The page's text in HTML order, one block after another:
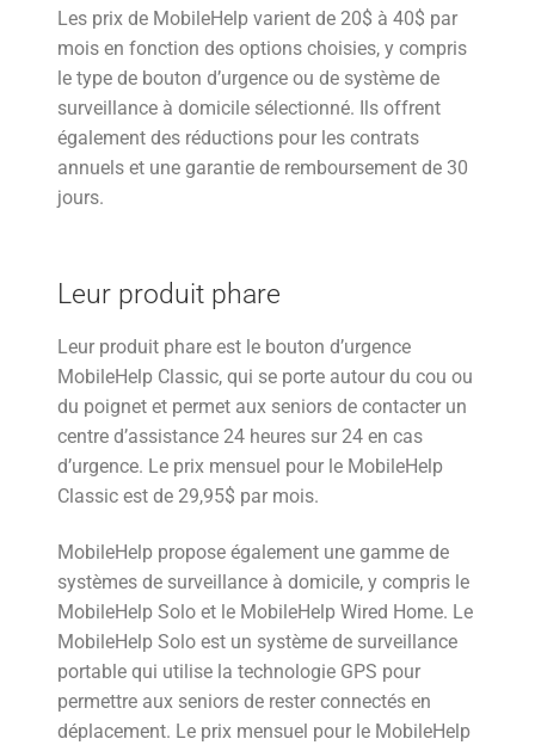
Les prix de MobileHelp varient de 20$ à 40$ par
mois en fonction des options choisies, y compris
le type de bouton d’urgence ou de système de
surveillance à domicile sélectionné. Ils offrent
également des réductions pour les contrats
annuels et une garantie de remboursement de 30
jours.
Leur produit phare
Leur produit phare est le bouton d’urgence
MobileHelp Classic, qui se porte autour du cou ou
du poignet et permet aux seniors de contacter un
centre d’assistance 24 heures sur 24 en cas
d’urgence. Le prix mensuel pour le MobileHelp
Classic est de 29,95$ par mois.
MobileHelp propose également une gamme de
systèmes de surveillance à domicile, y compris le
MobileHelp Solo et le MobileHelp Wired Home. Le
MobileHelp Solo est un système de surveillance
portable qui utilise la technologie GPS pour
permettre aux seniors de rester connectés en
déplacement. Le prix mensuel pour le MobileHelp